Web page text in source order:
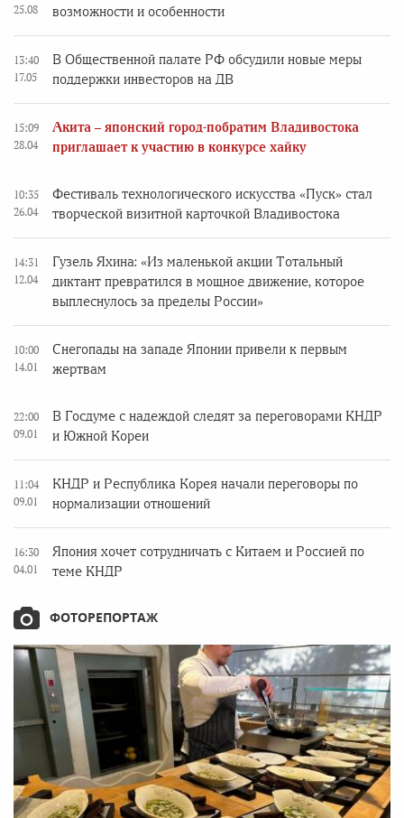
25.08
возможности и особенности
13:40
17.05
В Общественной палате РФ обсудили новые меры
поддержки инвесторов на ДВ
15:09
28.04
Акита – японский город-побратим Владивостока
приглашает к участию в конкурсе хайку
10:35
26.04
Фестиваль технологического искусства «Пуск» стал
творческой визитной карточкой Владивостока
14:31
12.04
Гузель Яхина: «Из маленькой акции Тотальный
диктант превратился в мощное движение, которое
выплеснулось за пределы России»
10:00
14.01
Снегопады на западе Японии привели к первым
жертвам
22:00
09.01
В Госдуме с надеждой следят за переговорами КНДР
и Южной Кореи
11:04
09.01
КНДР и Республика Корея начали переговоры по
нормализации отношений
16:30
04.01
Япония хочет сотрудничать с Китаем и Россией по
теме КНДР
ФОТОРЕПОРТАЖ